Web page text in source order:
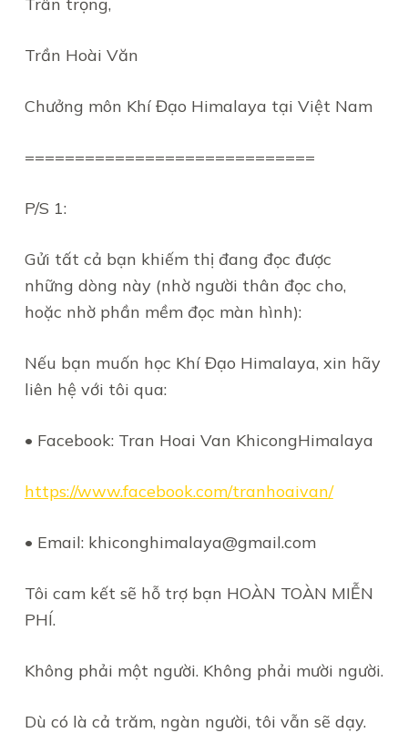
Trần Hoài Văn
Chưởng môn Khí Đạo Himalaya tại Việt Nam
=============================
P/S 1:
Gửi tất cả bạn khiếm thị đang đọc được
những dòng này (nhờ người thân đọc cho,
hoặc nhờ phần mềm đọc màn hình):
Nếu bạn muốn học Khí Đạo Himalaya, xin hãy
liên hệ với tôi qua:
• Facebook: Tran Hoai Van KhicongHimalaya
https://www.facebook.com/tranhoaivan/
• Email: khiconghimalaya@gmail.com
Tôi cam kết sẽ hỗ trợ bạn HOÀN TOÀN MIỄN
PHÍ.
Không phải một người. Không phải mười người.
Dù có là cả trăm, ngàn người, tôi vẫn sẽ dạy.